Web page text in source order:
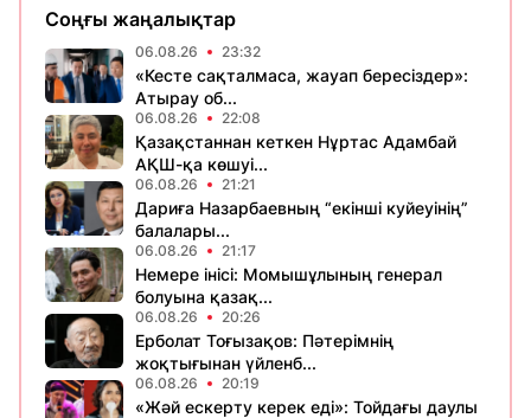
Соңғы жаңалықтар
06.08.26 23:32
«Кесте сақталмаса, жауап бересіздер»:
Атырау об...
06.08.26 22:08
Қазақстаннан кеткен Нұртас Адамбай
АҚШ-қа көшуі...
06.08.26 21:21
Дариға Назарбаевның “екінші куйеуінің”
балалары...
06.08.26 21:17
Немере інісі: Момышұлының генерал
болуына қазақ...
06.08.26 20:26
Ерболат Тоғызақов: Пәтерімнің
жоқтығынан үйленб...
06.08.26 20:19
«Жәй ескерту керек еді»: Тойдағы даулы